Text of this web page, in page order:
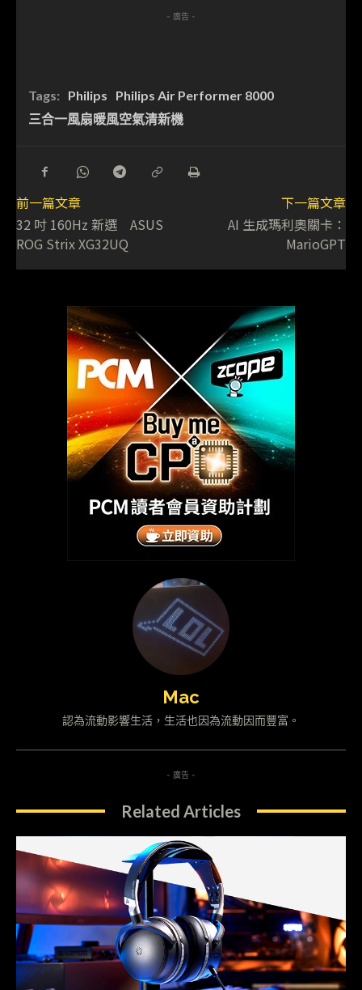
- 廣告 -
Tags: Philips
Philips Air Performer 8000
三合一風扇暖風空氣清新機
前一篇文章
32 吋 160Hz 新選 ASUS
ROG Strix XG32UQ
下一篇文章
AI 生成瑪利奧關卡：
MarioGPT
Mac
認為流動影響生活，生活也因為流動因而豐富。
- 廣告 -
Related Articles